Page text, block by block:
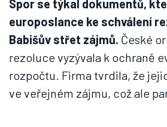
Spor se týkal dokumentů,
europoslance ke schválení
Babišův střet zájmů. České
rezoluce vyzývala k ochraně
rozpočtu. Firma tvrdila, že
ve veřejném zájmu, což ale